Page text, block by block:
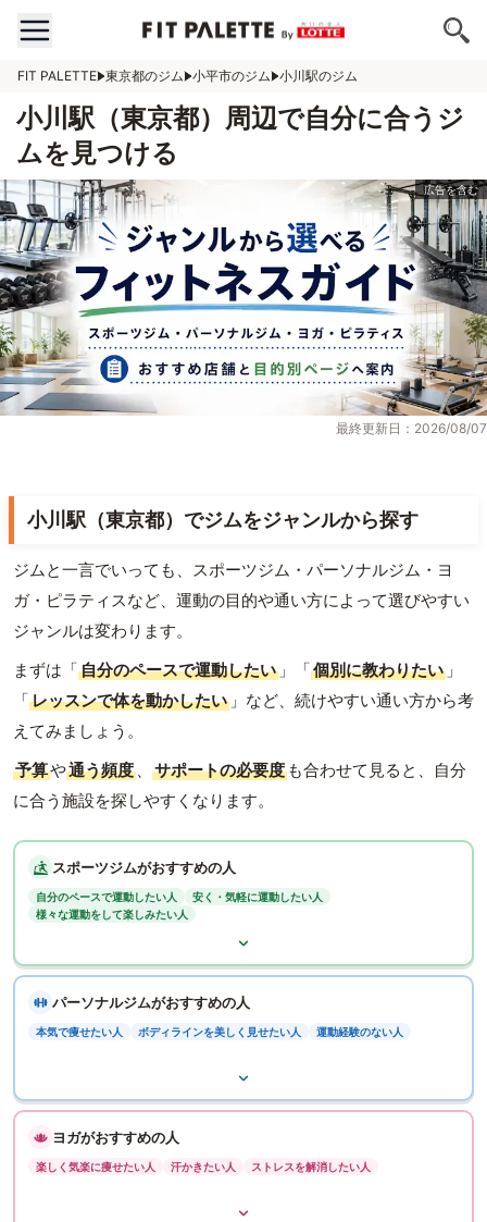
FIT PALETTE 東京都のジム 小平市のジム 小川駅のジム
小川駅（東京都）周辺で自分に合うジ
ムを見つける
最終更新日：2026/08/07
小川駅（東京都）でジムをジャンルから探す
ジムと一言でいっても、スポーツジム・パーソナルジム・ヨ
ガ・ピラティスなど、運動の目的や通い方によって選びやすい
ジャンルは変わります。
まずは「自分のペースで運動したい 」「個別に教わりたい 」
「レッスンで体を動かしたい 」など、続けやすい通い方から考
えてみましょう。
予算や通う頻度 、 サポートの必要度 も合わせて見ると、自分
に合う施設を探しやすくなります。
スポーツジムがおすすめの人
自分のペースで運動したい人
安く・気軽に運動したい人
様々な運動をして楽しみたい人
パーソナルジムがおすすめの人
本気で痩せたい人 ボディラインを美しく見せたい人 運動経験のない人
ヨガがおすすめの人
楽しく気楽に痩せたい人 汗かきたい人 ストレスを解消したい人